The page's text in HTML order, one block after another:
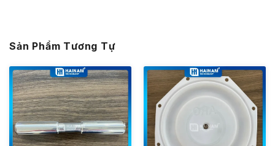
Sản Phẩm Tương Tự